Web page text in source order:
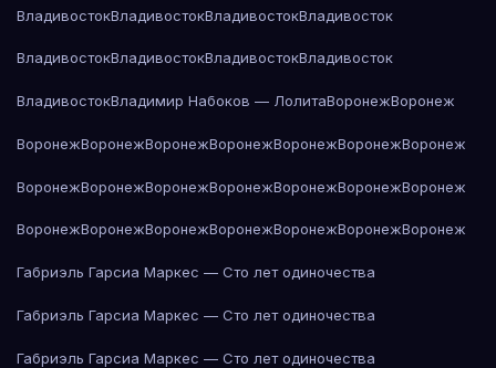
ВладивостокВладивостокВладивостокВладивосток
ВладивостокВладивостокВладивостокВладивосток
ВладивостокВладимир Набоков — ЛолитаВоронежВоронеж
ВоронежВоронежВоронежВоронежВоронежВоронежВоронеж
ВоронежВоронежВоронежВоронежВоронежВоронежВоронеж
ВоронежВоронежВоронежВоронежВоронежВоронежВоронеж
Габриэль Гарсиа Маркес — Сто лет одиночества
Габриэль Гарсиа Маркес — Сто лет одиночества
Габриэль Гарсиа Маркес — Сто лет одиночества